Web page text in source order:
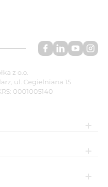
z o.o.
ul. Cegielniana 15
0001005140